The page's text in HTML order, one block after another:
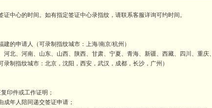
中心的时间。如有指定签证中心录指纹，请联系客服详询可约时间。
的申请人（可录制指纹城市：上海/南京/杭州）
北、河南、山东、山西、陕西、甘肃、宁夏、青海、新疆、西藏、四川、重庆、
制指纹城市：北京，沈阳，西安，武汉，成都，长沙，广州）
印件或工作证明；
年人陪同递交签证申请；